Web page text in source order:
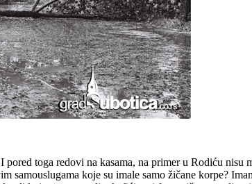
toga redovi na kasama, na primer u Rodiću
samouslugama koje su imale samo žičane korpe?